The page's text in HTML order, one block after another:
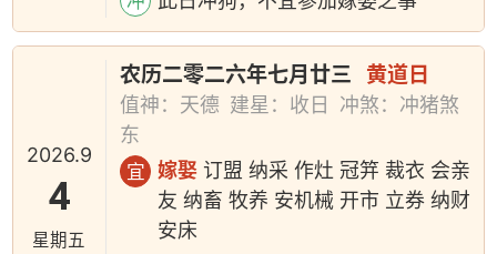
2026.9
4
星期五
农历二零二六年七月廿三 黄道日
值神：天德 建星：收日
冲煞：冲猪煞
东
宜 嫁娶 订盟 纳采 作灶 冠笄 裁衣 会亲
友 纳畜 牧养 安机械 开市 立券 纳财
安床